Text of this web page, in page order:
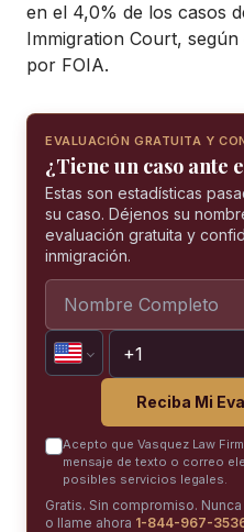
en el 4,0% de los casos
Immigration Court, según
por FOIA.
EVALUACIÓN GRATUITA Y
¿Tiene un caso ante
Estas son estadísticas
su caso. Déjenos su
evaluación gratuita y
inmigración.
Reciba Mi
Acepto que Vasquez Law
mensaje de texto o correo
posibles servicios legales.
Gratis. Sin compromiso.
o llame ahora 1-844-967-